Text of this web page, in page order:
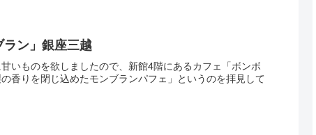
ン」銀座三越
いものを欲しましたので、新館4階にあるカフェ「ボンボ
香りを閉じ込めたモンブランパフェ」というのを拝見して